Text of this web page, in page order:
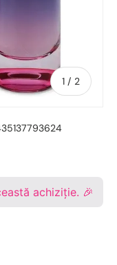
1 / De
2
achiziție. 🎉